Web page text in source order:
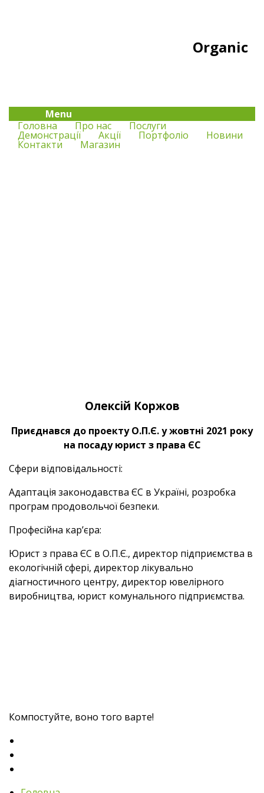
Organic
Menu
Головна
Про нас Послуги
Демонстрації Акції Портфоліо Новини
Контакти Магазин
Олексій Коржов
Приєднався до проекту О.П.Є. у жовтні 2021 року
на посаду юрист з права ЄС
Сфери відповідальності:
Адаптація законодавства ЄС в Україні, розробка
програм продовольчої безпеки.
Професійна кар’єра:
Юрист з права ЄС в О.П.Є., директор підприємства в
екологічній сфері, директор лікувально
діагностичного центру, директор ювелірного
виробництва, юрист комунального підприємства.
Компостуйте, воно того варте!